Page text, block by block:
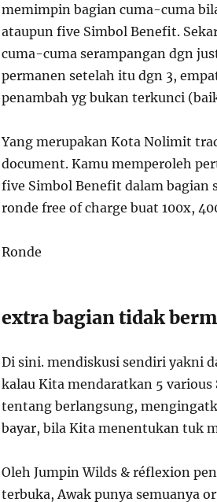
memimpin bagian cuma-cuma
ataupun five Simbol Benefit.
cuma-cuma serampangan dgn
permanen setelah itu dgn 3,
penambah yg bukan terkunci
Yang merupakan Kota Nolimit
document. Kamu memperoleh
five Simbol Benefit dalam bagian
ronde free of charge buat 100x,
Ronde
extra bagian tidak
Di sini. mendiskusi sendiri yakni
kalau Kita mendaratkan 5
tentang berlangsung,
bayar, bila Kita menentukan tuk
Oleh Jumpin Wilds & réflexion
terbuka, Awak punya semuanya